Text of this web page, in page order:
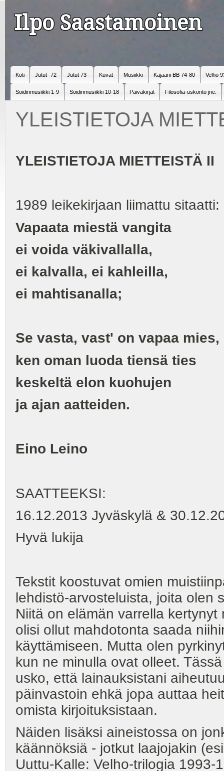
Ilpo Saastamoinen
Koti Jutut -72 Jutut 73- Kuvat Musiikki Kajaani BB 74-80 Velho
Soidinmusiikki 1-9 Soidinmusiikki 10-18 Päiväkirjat Filosofia-uskonto jne.
YLEISTIETOJA
YLEISTIETOJA MIETTEISTÄ II
1989 leikekirjaan liimattu sitaatti:
Vapaata miestä vangita
ei voida väkivallalla,
ei kalvalla, ei kahleilla,
ei mahtisanalla;
Se vasta, vast' on vapaa mies,
ken oman luoda tiensä ties
keskeltä elon kuohujen
ja ajan aatteiden.
Eino Leino
SAATTEEKSI:
16.12.2013 Jyväskylä &
Hyvä lukija
Tekstit koostuvat omien
lehdistö-arvosteluista, joita olen
Niitä on elämän varrella
olisi ollut mahdotonta saada
käyttämiseen. Mutta olen
kun ne minulla ovat olleet.
usko, että lainauksistani
päinvastoin ehkä jopa auttaa
omista kirjoituksistaan.
Näiden lisäksi aineistossa on
käännöksiä - jotkut laajojakin
Uuttu-Kalle: Velho-trilogia